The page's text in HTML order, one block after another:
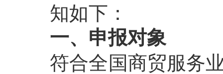
知如下：
一、申报对象
符合全国商贸服务